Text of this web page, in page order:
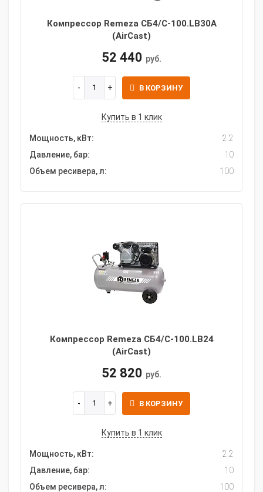
Компрессор Remeza СБ4/С-100.LB30A
(AirCast)
52 440 руб.
В КОРЗИНУ
Купить в 1 клик
Мощность, кВт:
2.2
Давление, бар:
10
Объем ресивера, л:
100
Компрессор Remeza СБ4/С-100.LB24
(AirCast)
52 820 руб.
В КОРЗИНУ
Купить в 1 клик
Мощность, кВт:
2.2
Давление, бар:
10
Объем ресивера, л:
100